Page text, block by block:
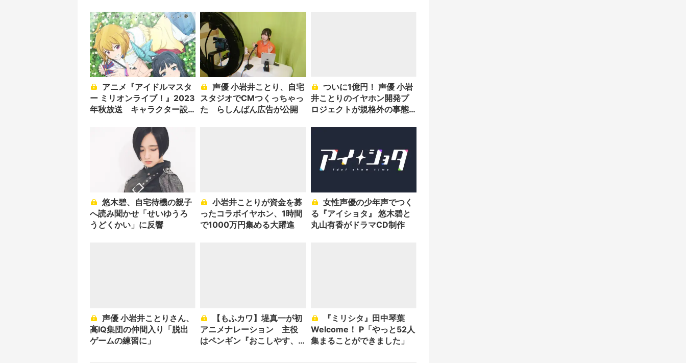
ー ミリオンライブ！』2023
年秋放送 キャラクター設
声優 小岩井ことり、自宅
スタジオでCMつくっちゃっ
た らしんばん広告が公開
井ことりのイヤホン開発プ
ロジェクトが規格外の事態
へ読み聞かせ「せいゆうろ
うどくかい」に反響
小岩井ことりが資金を募
ったコラボイヤホン、1時間
で1000万円集める大躍進
る『アイショタ』 悠木碧と
丸山有香がドラマCD制作
高IQ集団の仲間入り「脱出
ゲームの練習に」
アニメナレーション 主役
はペンギン『おこしやす、
Welcome！ P「やっと52人
集まることができました」